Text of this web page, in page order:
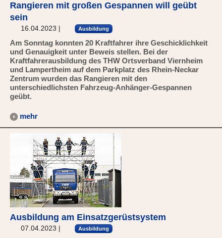
Rangieren mit großen Gespannen will geübt
sein
16.04.2023 | Ausbildung
Am Sonntag konnten 20 Kraftfahrer ihre Geschicklichkeit
und Genauigkeit unter Beweis stellen. Bei der
Kraftfahrerausbildung des THW Ortsverband Viernheim
und Lampertheim auf dem Parkplatz des Rhein-Neckar
Zentrum wurden das Rangieren mit den
unterschiedlichsten Fahrzeug-Anhänger-Gespannen
geübt.
mehr
Ausbildung am Einsatzgerüstsystem
07.04.2023 | Ausbildung